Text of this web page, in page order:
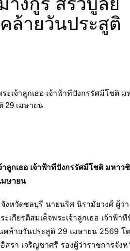
ล้ายวันประสูติ
ลูกเธอ เจ้าฟ้าทีปังกรรัศมีโชติ มหาว
มษายน
หวัดชลบุรี นายนริศ นิรามัยวงศ์ ผู้ว่า
กียรติสมเด็จพระเจ้าลูกเธอ เจ้าฟ้าที
ล้ายวันประสูติ 29 เมษายน 2569 โ
รา เจริญชาศรี รองผู้ว่าราชการจังห